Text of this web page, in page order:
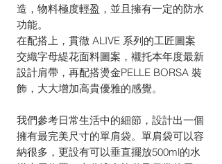
造，物料極度輕盈，並且擁有一定的防水
功能。
在配搭上，貫徹 ALIVE 系列的工匠圖案
交織字母緹花面料圖案，襯托本年度最新
設計肩帶，再配搭燙金PELLE BORSA 裝
飾，大大增加高貴優雅的感覺。
我們參考日常生活中的細節，設計出一個
擁有最完美尺寸的單肩袋。單肩袋可以容
納很多，更設有可以垂直擺放500ml的水